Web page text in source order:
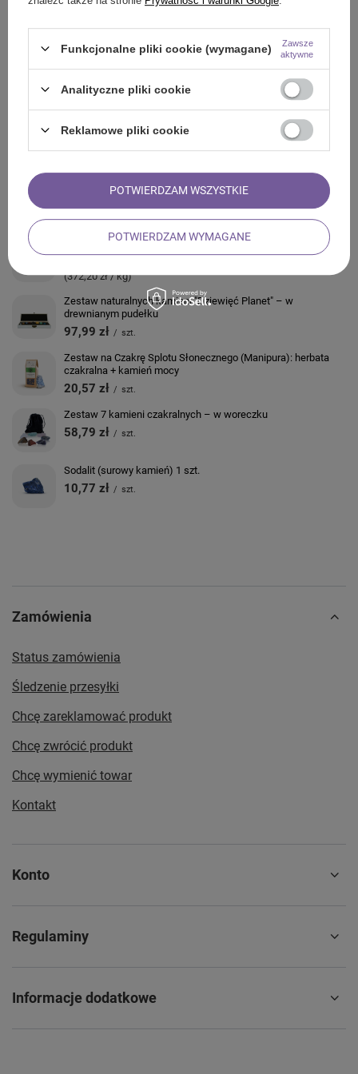
Z NASZEGO BLOGA
ZADAJ PYTANIE
ZOBACZ RÓWNIEŻ
Serpentynit (surowy kamień) 50 g
(372,20 zł / kg)
Zestaw naturalnych kamieni "Dziewięć Planet" – w
drewnianym pudełku
97,99 zł / szt.
Zestaw na Czakrę Splotu Słonecznego (Manipura): herbata
czakralna + kamień mocy
20,57 zł / szt.
Zestaw 7 kamieni czakralnych – w woreczku
58,79 zł / szt.
Sodalit (surowy kamień) 1 szt.
10,77 zł / szt.
Zamówienia
Status zamówienia
Śledzenie przesyłki
Chcę zareklamować produkt
Chcę zwrócić produkt
Chcę wymienić towar
Kontakt
Konto
Regulaminy
Informacje dodatkowe
Funkcjonalne pliki cookie (wymagane)
Zawsze
aktywne
Analityczne pliki cookie
Reklamowe pliki cookie
POTWIERDZAM WYMAGANE
POTWIERDZAM WSZYSTKIE